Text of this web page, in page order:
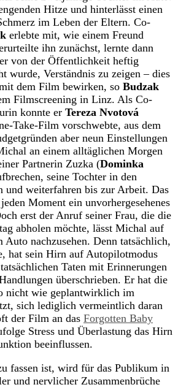
Hitze und hinterlässt einen
im Leben der Eltern. Co-
erlebte mit, wie einem Freund
ihn zunächst, lernte dann
von der Öffentlichkeit heftig
wurde, Verständnis zu zeigen – dies
dem Film bewirken, so Budzak
Filmscreening in Linz. Als Co-
konnte er Tereza Nvotová
Take-Film vorschwebte, aus dem
aber neun Einstellungen
an einem alltäglichen Morgen
Partnerin Zuzka (Dominka
seine Tochter in den
und weiterfahren bis zur Arbeit. Das
Moment ein unvorhergesehenes
erst der Anruf seiner Frau, die die
abholen möchte, lässt Michal auf
nachzusehen. Denn tatsächlich,
hat sein Hirn auf Autopilotmodus
Taten mit Erinnerungen
überschrieben. Er hat die
nicht wie geplantwirklich im
sich lediglich vermeintlich daran
der Film an das Forgotten Baby
Stress und Überlastung das Hirn
beeinflussen.
fassen ist, wird für das Publikum in
und nervlicher Zusammenbrüche